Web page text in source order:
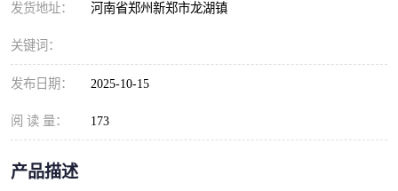
发货地址： 河南省郑州新郑市龙湖镇
关键词：
发布日期： 2025-10-15
阅 读 量： 173
产品描述